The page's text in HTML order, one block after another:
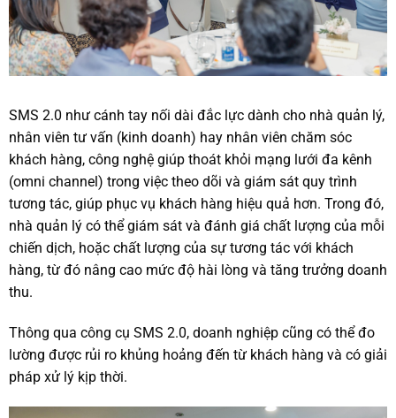
SMS 2.0 như cánh tay nối dài đắc lực dành cho nhà quản lý,
nhân viên tư vấn (kinh doanh) hay nhân viên chăm sóc
khách hàng, công nghệ giúp thoát khỏi mạng lưới đa kênh
(omni channel) trong việc theo dõi và giám sát quy trình
tương tác, giúp phục vụ khách hàng hiệu quả hơn. Trong đó,
nhà quản lý có thể giám sát và đánh giá chất lượng của mỗi
chiến dịch, hoặc chất lượng của sự tương tác với khách
hàng, từ đó nâng cao mức độ hài lòng và tăng trưởng doanh
thu.
Thông qua công cụ SMS 2.0, doanh nghiệp cũng có thể đo
lường được rủi ro khủng hoảng đến từ khách hàng và có giải
pháp xử lý kịp thời.